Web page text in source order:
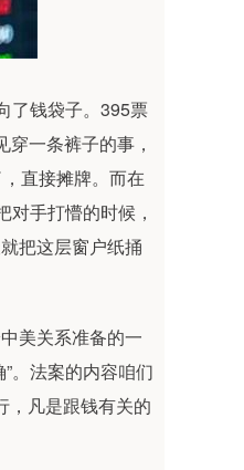
了钱袋子。395票
一条裤子的事，
直接摊牌。而在
手打懵的时候，
把这层窗户纸捅
美关系准备的一
。法案的内容咱们
，凡是跟钱有关的